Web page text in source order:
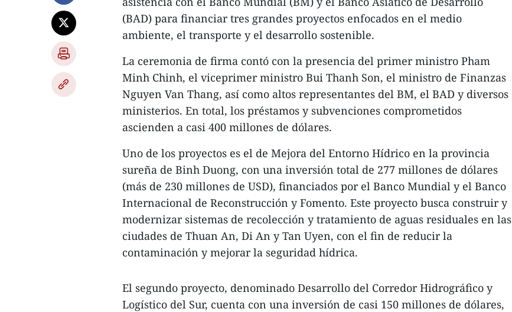
(BAD) para financiar tres grandes proyectos enfocados en el medio
ambiente, el transporte y el desarrollo sostenible.
La ceremonia de firma contó con la presencia del primer ministro Pham
Minh Chinh, el viceprimer ministro Bui Thanh Son, el ministro de Finanzas
Nguyen Van Thang, así como altos representantes del BM, el BAD y diversos
ministerios. En total, los préstamos y subvenciones comprometidos
ascienden a casi 400 millones de dólares.
Uno de los proyectos es el de Mejora del Entorno Hídrico en la provincia
sureña de Binh Duong, con una inversión total de 277 millones de dólares
(más de 230 millones de USD), financiados por el Banco Mundial y el Banco
Internacional de Reconstrucción y Fomento. Este proyecto busca construir y
modernizar sistemas de recolección y tratamiento de aguas residuales en las
ciudades de Thuan An, Di An y Tan Uyen, con el fin de reducir la
contaminación y mejorar la seguridad hídrica.
El segundo proyecto, denominado Desarrollo del Corredor Hidrográfico y
Logístico del Sur, cuenta con una inversión de casi 150 millones de dólares,